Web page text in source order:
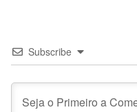
Subscribe